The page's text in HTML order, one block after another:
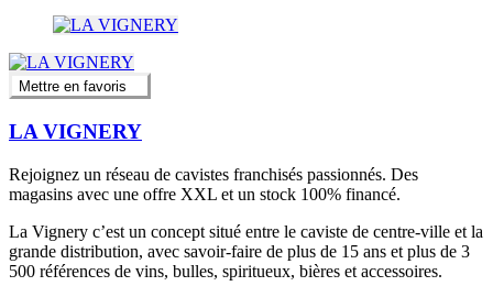
Mettre en favoris
LA VIGNERY
Rejoignez un réseau de cavistes franchisés passionnés. Des
magasins avec une offre XXL et un stock 100% financé.
La Vignery c’est un concept situé entre le caviste de centre-ville et la
grande distribution, avec savoir-faire de plus de 15 ans et plus de 3
500 références de vins, bulles, spiritueux, bières et accessoires.